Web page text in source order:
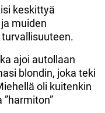
keskittyä
muiden
ajoi autollaan
blondin, joka teki
oli kuitenkin